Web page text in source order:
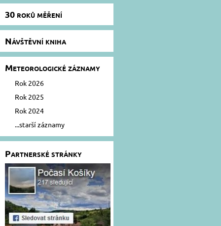
30 roků měření
Návštěvní kniha
Meteorologické záznamy
Rok 2026
Rok 2025
Rok 2024
...starší záznamy
Partnerské stránky